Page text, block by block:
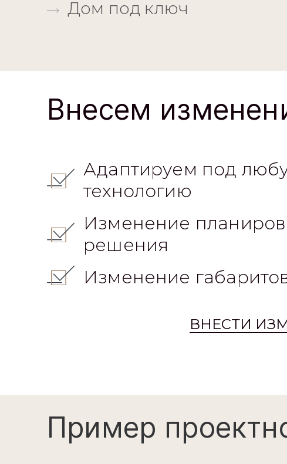
Дом под ключ
Внесем
Адаптируем под
технологию
Изменение
решения
Изменение
ВНЕСТИ
Пример